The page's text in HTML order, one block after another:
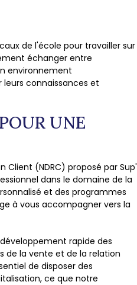
de l'école pour travailler sur
échanger entre
environnement
connaissances et
UNE
Client (NDRC) proposé par Sup'
dans le domaine de la
et des programmes
à vous accompagner vers la
rapide des
de la vente et de la relation
de disposer des
ce que notre